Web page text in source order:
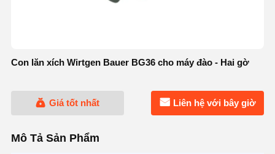
Con lăn xích Wirtgen Bauer BG36 cho máy đào - Hai gờ
Giá tốt nhất Liên hệ với bây giờ
Mô Tả Sản Phẩm